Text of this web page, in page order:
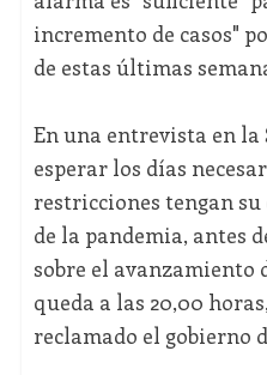
incremento de casos"
de estas últimas
En una entrevista en la
esperar los días
restricciones tengan
de la pandemia, antes
sobre el avanzamiento
queda a las 20,00
reclamado el gobierno